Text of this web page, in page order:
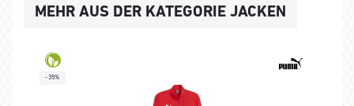
MEHR AUS DER KATEGORIE JACKEN
-35%